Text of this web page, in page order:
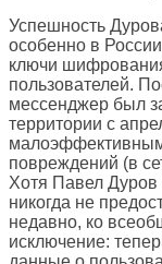
Успешность
особенно в
ключи
пользователей.
мессенджер был
территории с
повреждений (в
Хотя Павел Дуров
никогда не
недавно, ко
исключение: